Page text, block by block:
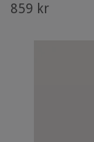
859 kr